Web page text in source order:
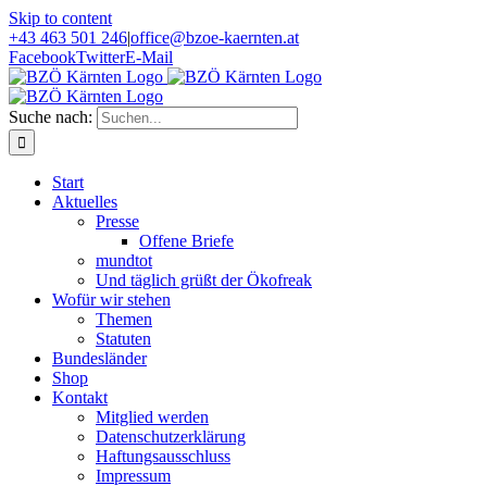
Skip to content
+43 463 501 246|office@bzoe-kaernten.at
FacebookTwitterE-Mail
Suche nach:
Start
Aktuelles
Presse
Offene Briefe
mundtot
Und täglich grüßt der Ökofreak
Wofür wir stehen
Themen
Statuten
Bundesländer
Shop
Kontakt
Mitglied werden
Datenschutzerklärung
Haftungsausschluss
Impressum